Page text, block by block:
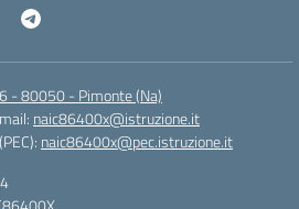
- 80050 - Pimonte (Na)
naic86400x@istruzione.it
naic86400x@pec.istruzione.it